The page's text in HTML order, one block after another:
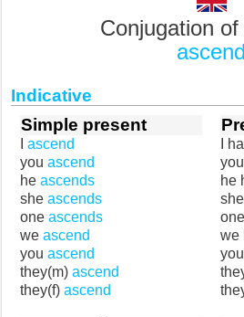
Conjugation
ascend
Indicative
Simple present
ascend
you ascend
he ascends
she ascends
one ascends
we ascend
you ascend
they(m) ascend
they(f) ascend
I
he
we